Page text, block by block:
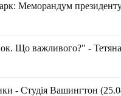
Меморандум
Що важливого?" -
- Студія Вашингтон